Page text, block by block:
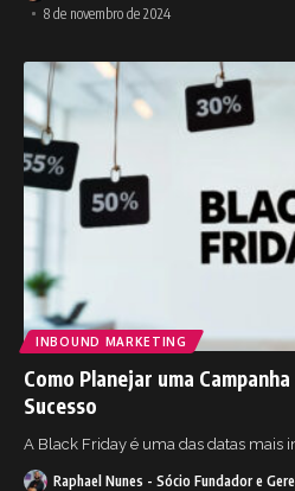
8 de novembro de 2024
INBOUND MARKETING
Como Planejar uma
Sucesso
A Black Friday é uma das datas mais
Raphael Nunes - Sócio Fundador e